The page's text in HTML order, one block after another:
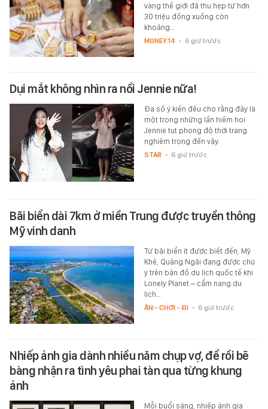
vàng thế giới đã thu hẹp từ hơn
30 triệu đồng xuống còn
khoảng…
MONEY.14 - 6 giờ trước
Dụi mắt không nhìn ra nổi Jennie nữa!
Đa số ý kiến đều cho rằng đây là
một trong những lần hiếm hoi
Jennie tụt phong độ thời trang
nghiêm trọng đến vậy.
STAR - 6 giờ trước
Bãi biển dài 7km ở miền Trung được truyền thông
Mỹ vinh danh
Từ bãi biển ít được biết đến, Mỹ
Khê, Quảng Ngãi đang được chú
ý trên bản đồ du lịch quốc tế khi
Lonely Planet – cẩm nang du
lịch…
ĂN - CHƠI - ĐI - 6 giờ trước
Nhiếp ảnh gia dành nhiều năm chụp vợ, để rồi bẽ
bàng nhận ra tình yêu phai tàn qua từng khung
ảnh
Mỗi buổi sáng, nhiếp ảnh gia